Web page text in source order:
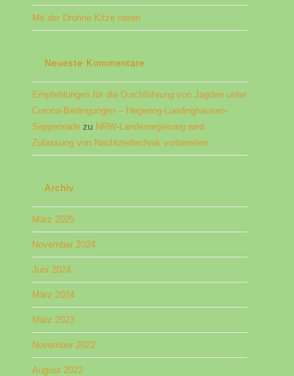
Mit der Drohne Kitze retten
Neueste Kommentare
Empfehlungen für die Durchführung von Jagden unter
Corona-Bedingungen​ – Hegering-Luedinghausen-
Seppenrade zu NRW-Landesregierung wird
Zulassung von Nachtzieltechnik vorbereiten
Archiv
März 2025
November 2024
Juni 2024
März 2024
März 2023
November 2022
August 2022